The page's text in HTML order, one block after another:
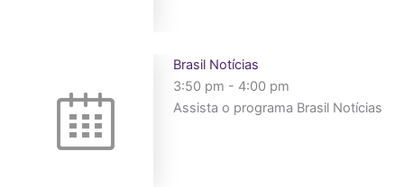
Brasil Notícias
3:50 pm - 4:00 pm
Assista o programa Brasil Notícias